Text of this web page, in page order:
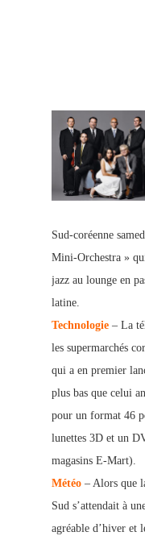
Sud-coréenne
Mini-Orchestra »
jazz au lounge en
latine.
Technologie – La
les supermarchés
qui a en premier
plus bas que celui
pour un format 46
lunettes 3D et un
magasins E-Mart).
Météo – Alors que
Sud s’attendait à
agréable d’hiver et